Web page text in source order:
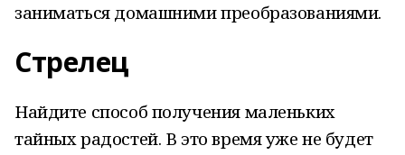
заниматься домашними преобразованиями.
Стрелец
Найдите способ получения маленьких
тайных радостей. В это время уже не будет